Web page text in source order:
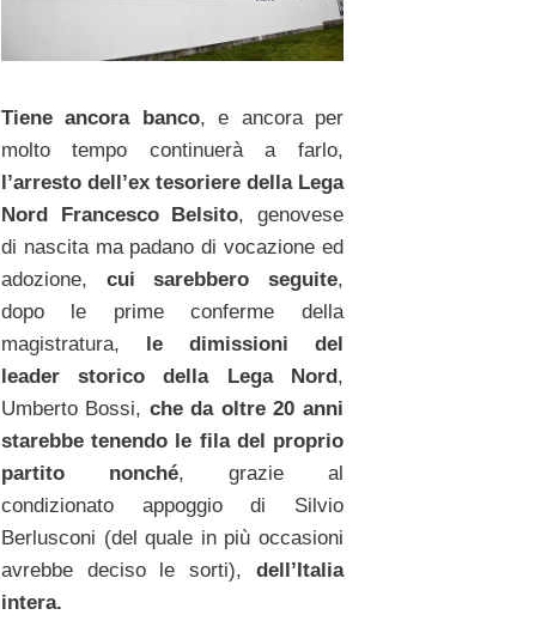
Tiene ancora banco, e ancora per
molto tempo continuerà a farlo,
l’arresto dell’ex tesoriere della Lega
Nord Francesco Belsito, genovese
di nascita ma padano di vocazione ed
adozione, cui sarebbero seguite,
dopo le prime conferme della
magistratura, le dimissioni del
leader storico della Lega Nord,
Umberto Bossi, che da oltre 20 anni
starebbe tenendo le fila del proprio
partito nonché, grazie al
condizionato appoggio di Silvio
Berlusconi (del quale in più occasioni
avrebbe deciso le sorti), dell’Italia
intera.